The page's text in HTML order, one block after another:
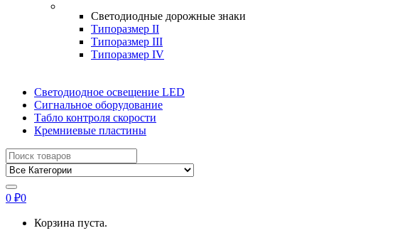
Светодиодные дорожные знаки
Типоразмер II
Типоразмер III
Типоразмер IV
Светодиодное освещение LED
Сигнальное оборудование
Табло контроля скорости
Кремниевые пластины
Найти:
0 ₽0
Корзина пуста.